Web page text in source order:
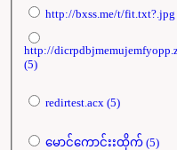
http://
(5)
redirtest.acx (5)
မောင်ကောင်းးထိုက် (5)